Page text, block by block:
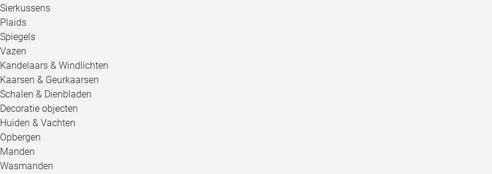
Sierkussens
Plaids
Spiegels
Vazen
Kandelaars & Windlichten
Kaarsen & Geurkaarsen
Schalen & Dienbladen
Decoratie objecten
Huiden & Vachten
Opbergen
Manden
Wasmanden